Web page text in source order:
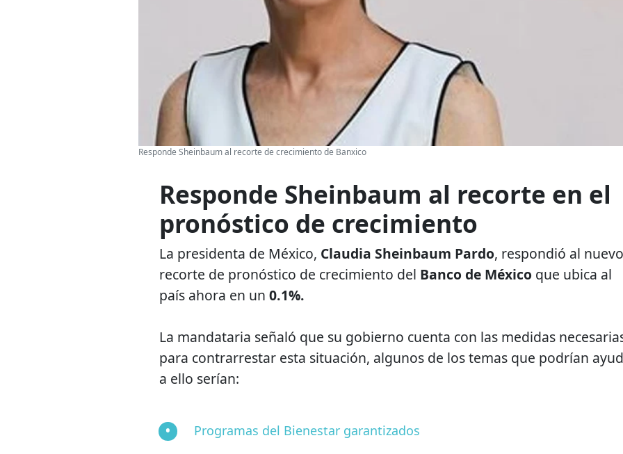
Responde Sheinbaum al recorte de crecimiento de Banxico
Responde Sheinbaum al recorte en el
pronóstico de crecimiento
La presidenta de México, Claudia Sheinbaum Pardo, respondió al nuevo
recorte de pronóstico de crecimiento del Banco de México que ubica al
país ahora en un 0.1%.
La mandataria señaló que su gobierno cuenta con las medidas
para contrarrestar esta situación, algunos de los temas que podrían
a ello serían:
Programas del Bienestar garantizados